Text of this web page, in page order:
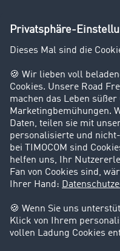
Unternehmen
Kunden werben Kunden
Success Stories
Karriere
Support
Kontakt
Rechtliches
Impressum